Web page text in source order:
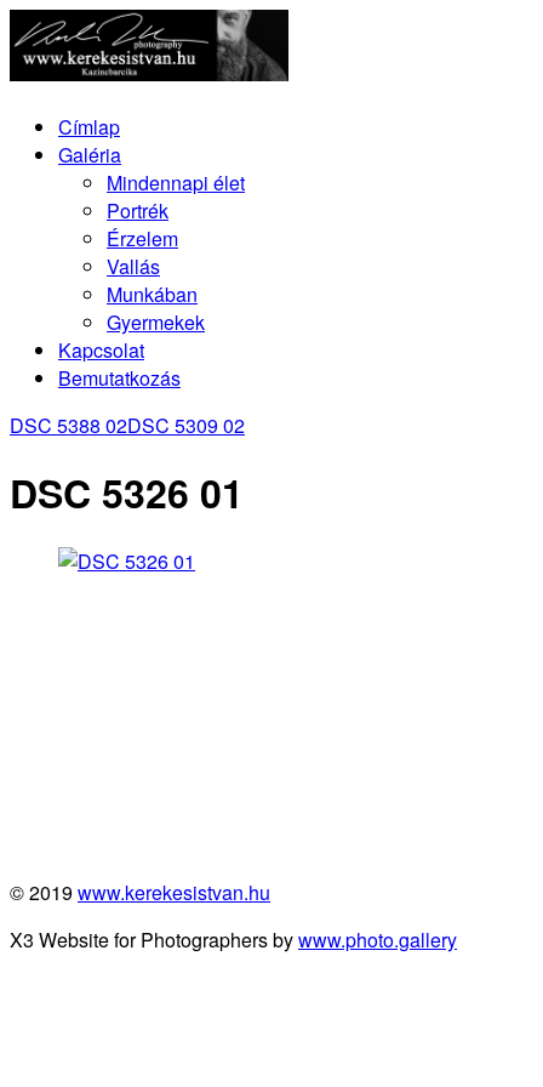
Címlap
Galéria
Mindennapi élet
Portrék
Érzelem
Vallás
Munkában
Gyermekek
Kapcsolat
Bemutatkozás
DSC 5388 02DSC 5309 02
DSC 5326 01
© 2019www.kerekesistvan.hu
X3 Website for Photographers bywww.photo.gallery